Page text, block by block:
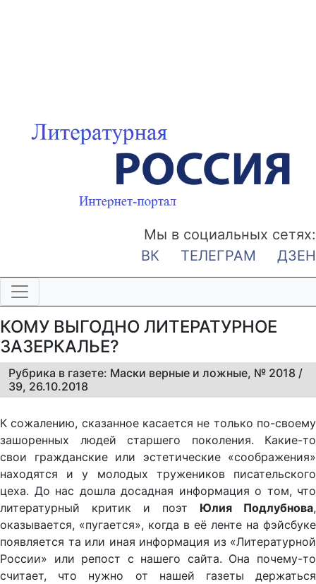
Мы в социальных сетях:
ВК
ТЕЛЕГРАМ ДЗЕН
КОМУ ВЫГОДНО ЛИТЕРАТУРНОЕ
ЗАЗЕРКАЛЬЕ?
Рубрика в газете: Маски верные и ложные, № 2018 /
39, 26.10.2018
К сожалению, сказанное касается не только по-своему
зашоренных людей старшего поколения. Какие-то
свои гражданские или эстетические «соображения»
находятся и у молодых тружеников писательского
цеха. До нас дошла досадная информация о том, что
литературный критик и поэт Юлия Подлубнова,
оказывается, «пугается», когда в её ленте на фэйсбуке
появляется та или иная информация из «Литературной
России» или репост с нашего сайта. Она почему-то
считает, что нужно от нашей газеты держаться